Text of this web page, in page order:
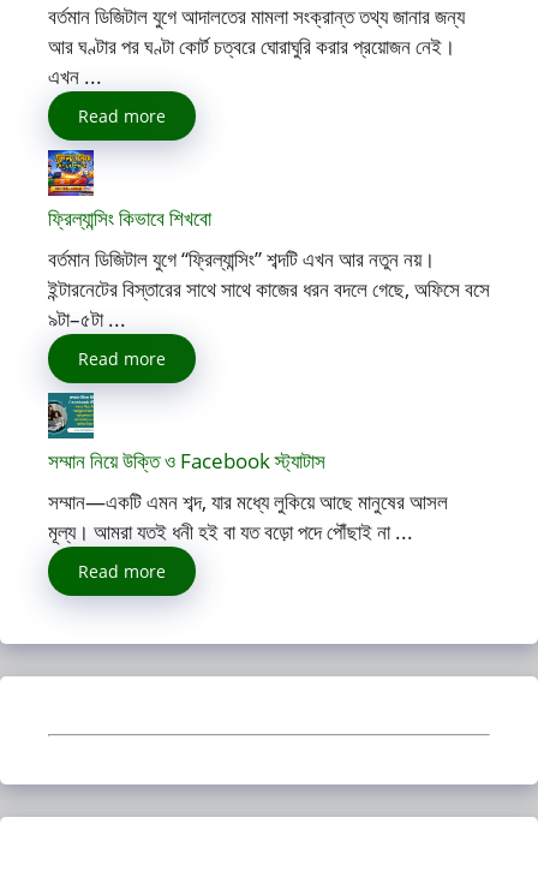
বর্তমান ডিজিটাল যুগে আদালতের মামলা সংক্রান্ত তথ্য জানার জন্য
আর ঘণ্টার পর ঘণ্টা কোর্ট চত্বরে ঘোরাঘুরি করার প্রয়োজন নেই।
এখন ...
Read more
ফ্রিল্যান্সিং কিভাবে শিখবো
বর্তমান ডিজিটাল যুগে “ফ্রিল্যান্সিং” শব্দটি এখন আর নতুন নয়।
ইন্টারনেটের বিস্তারের সাথে সাথে কাজের ধরন বদলে গেছে, অফিসে বসে
৯টা–৫টা ...
Read more
সম্মান নিয়ে উক্তি ও Facebook স্ট্যাটাস
সম্মান—একটি এমন শব্দ, যার মধ্যে লুকিয়ে আছে মানুষের আসল
মূল্য। আমরা যতই ধনী হই বা যত বড়ো পদে পৌঁছাই না ...
Read more